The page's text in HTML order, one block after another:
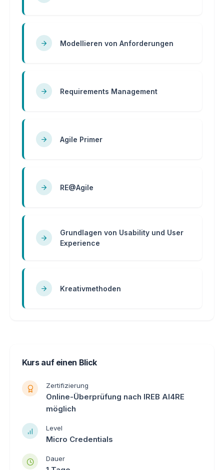
Modellieren von Anforderungen
Requirements Management
Agile Primer
RE@Agile
Grundlagen von Usability und User
Experience
Kreativmethoden
Kurs auf einen Blick
Zertifizierung
Online-Überprüfung nach IREB AI4RE
möglich
Level
Micro Credentials
Dauer